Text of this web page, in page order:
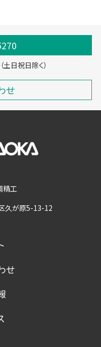
日祝日除く）
せ
精工
久が原5-13-12
せ